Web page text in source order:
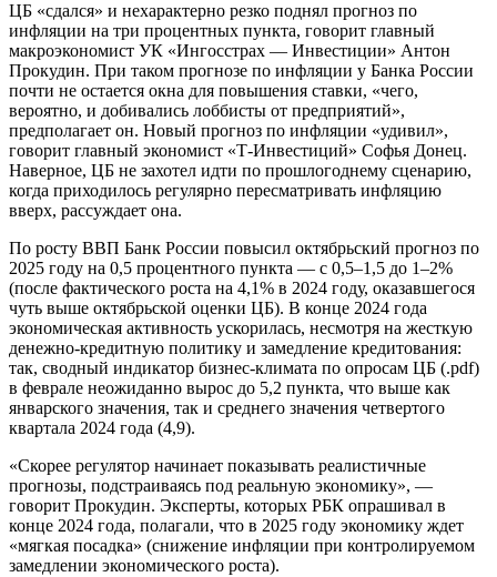
ЦБ «сдался» и нехарактерно резко поднял прогноз по
инфляции на три процентных пункта, говорит главный
макроэкономист УК «Ингосстрах — Инвестиции» Антон
Прокудин. При таком прогнозе по инфляции у Банка России
почти не остается окна для повышения ставки, «чего,
вероятно, и добивались лоббисты от предприятий»,
предполагает он. Новый прогноз по инфляции «удивил»,
говорит главный экономист «Т-Инвестиций» Софья Донец.
Наверное, ЦБ не захотел идти по прошлогоднему сценарию,
когда приходилось регулярно пересматривать инфляцию
вверх, рассуждает она.
По росту ВВП Банк России повысил октябрьский прогноз по
2025 году на 0,5 процентного пункта — с 0,5–1,5 до 1–2%
(после фактического роста на 4,1% в 2024 году, оказавшегося
чуть выше октябрьской оценки ЦБ). В конце 2024 года
экономическая активность ускорилась, несмотря на жесткую
денежно-кредитную политику и замедление кредитования:
так, сводный индикатор бизнес-климата по опросам ЦБ (.pdf)
в феврале неожиданно вырос до 5,2 пункта, что выше как
январского значения, так и среднего значения четвертого
квартала 2024 года (4,9).
«Скорее регулятор начинает показывать реалистичные
прогнозы, подстраиваясь под реальную экономику», —
говорит Прокудин. Эксперты, которых РБК опрашивал в
конце 2024 года, полагали, что в 2025 году экономику ждет
«мягкая посадка» (снижение инфляции при контролируемом
замедлении экономического роста).